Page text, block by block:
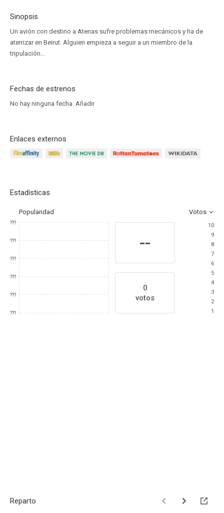
Sinopsis
Un avión con destino a Atenas sufre problemas mecánicos y ha de
aterrizar en Beirut. Alguien empieza a seguir a un miembro de la
tripulación...
Fechas de estrenos
No hay ninguna fecha. Añadir
Enlaces externos
Estadísticas
Popularidad Votos
???
???
???
???
???
???
--
0
votos
10
9
8
7
6
5
4
3
2
1
Reparto